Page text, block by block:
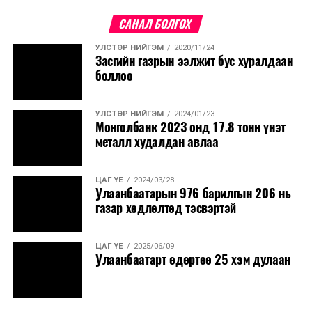
хэм дулаан байна. 9-нд баруун болон төвийн
аймгуудын нутгийн хойд хэсгээр, 10-наас ихэнх
нутгаар сэрүүснэ.
САНАЛ БОЛГОХ
УЛСТӨР НИЙГЭМ 2020/11/24
Засгийн газрын ээлжит бус хуралдаан
боллоо
УЛСТӨР НИЙГЭМ 2024/01/23
Монголбанк 2023 онд 17.8 тонн үнэт
металл худалдан авлаа
ЦАГ ҮЕ 2024/03/28
Улаанбаатарын 976 барилгын 206 нь
газар хөдлөлтөд тэсвэртэй
ЦАГ ҮЕ 2025/06/09
Улаанбаатарт өдөртөө 25 хэм дулаан